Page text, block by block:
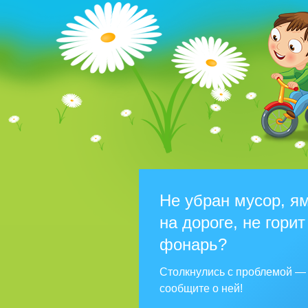
Не убран мусор,
на дороге, не горит
фонарь?
Столкнулись с проблемой —
сообщите о ней!